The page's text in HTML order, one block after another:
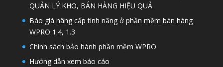
QUẢN LÝ KHO, BÁN HÀNG HIỆU QUẢ
Báo giá nâng cấp tính năng ở phần mềm bán hàng
WPRO 1.4, 1.3
Chính sách bảo hành phần mềm WPRO
Hướng dẫn xem báo cáo